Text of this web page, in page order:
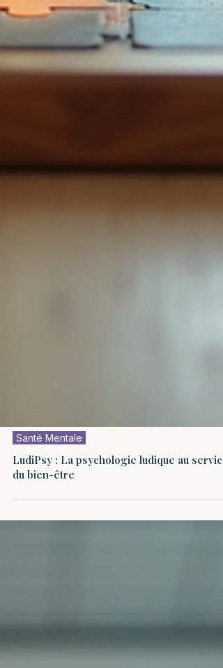
Santé Mentale